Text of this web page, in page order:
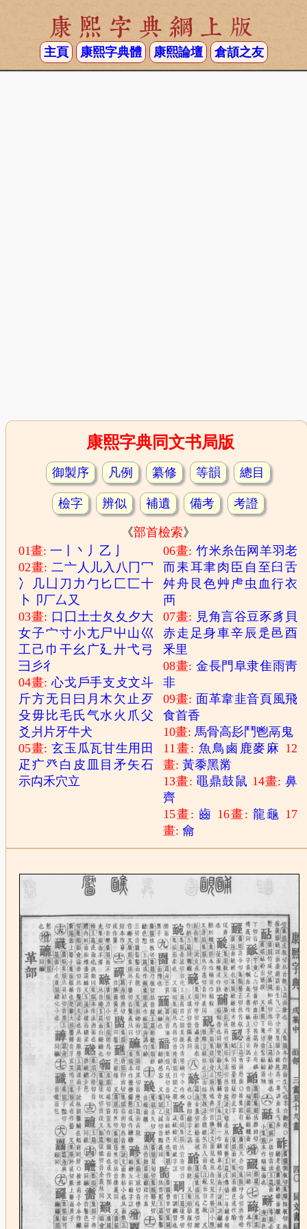
康熙字典網上版
主頁 康熙字典體 康熙論壇 倉頡之友
康熙字典同文书局版
御製序 凡例 纂修 等韻 總目
檢字 辨似 補遺 備考 考證
《部首檢索》
01畫:一 丶 丿 乙
02畫:二亠 人 儿入 八 冂冖
冫
几 凵 刀 力 勹 匕 匚匸十
卜
卩厂厶 又
03畫: 口 囗 土士夂 夊 夕大
女子宀寸小尢尸 屮 山巛
工 己 巾 干幺 广廴廾弋弓
彐 彡彳
04畫:心戈 戶手支 攴文斗
斤方无 日 曰 月木 欠止 歹
殳毋 比毛 氏气水 火 爪父
爻 爿 片牙牛犬
05畫:玄玉 瓜瓦甘生用 田
疋 疒癶 白 皮 目矛 矢石
示禸禾穴立
06畫: 竹米糸缶网 羊羽老
而耒耳聿肉 臣 自 至 臼舌
舛舟 艮色艸 虍 虫 血行衣
襾
07畫: 見角言谷豆豕豸 貝
赤走 足身車辛辰 辵 邑酉
釆里
08畫: 金長門 阜隶隹雨靑
非
09畫: 面革韋韭音頁風飛
食首香
10畫:馬骨高髟 鬥鬯鬲 鬼
11畫: 魚鳥 鹵 鹿麥 麻 12
畫:黃黍黑黹
13畫: 黽鼎鼓鼠 14畫:鼻
齊
15畫:齒 16畫:龍龜 17
畫:龠